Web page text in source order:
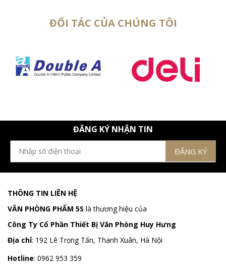
ĐỐI TÁC CỦA CHÚNG TÔI
ĐĂNG KÝ NHẬN TIN
THÔNG TIN LIÊN HỆ
VĂN PHÒNG PHẨM 5S là thương hiệu của
Công Ty Cổ Phần Thiết Bị Văn Phòng Huy Hưng
Địa chỉ: 192 Lê Trọng Tấn, Thanh Xuân, Hà Nội
Hotline: 0962 953 359